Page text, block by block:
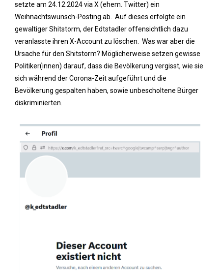
setzte am 24.12.2024 via X (ehem. Twitter) ein
Weihnachtswunsch-Posting ab. Auf dieses erfolgte ein
gewaltiger Shitstorm, der Edtstadler offensichtlich dazu
veranlasste ihren X-Account zu löschen. Was war aber die
Ursache für den Shitstorm? Möglicherweise setzen gewisse
Politiker(innen) darauf, dass die Bevölkerung vergisst, wie sie
sich während der Corona-Zeit aufgeführt und die
Bevölkerung gespalten haben, sowie unbescholtene Bürger
diskriminierten.